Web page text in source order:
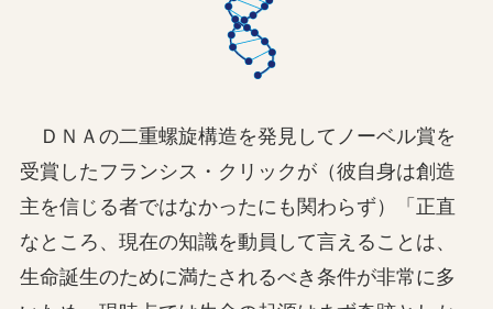
ＤＮＡの二重螺旋構造を発見してノーベル賞を
受賞したフランシス・クリックが（彼自身は創造
主を信じる者ではなかったにも関わらず）「正直
なところ、現在の知識を動員して言えることは、
生命誕生のために満たされるべき条件が非常に多